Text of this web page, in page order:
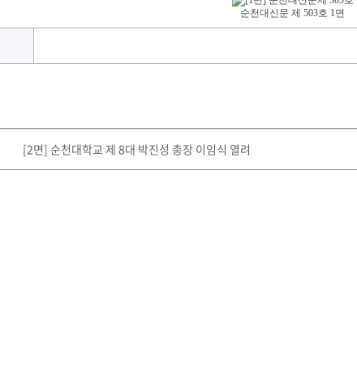
순천대신문 제 503호 1면
[2면] 순천대학교 제 8대 박진성 총장 이임식 열려